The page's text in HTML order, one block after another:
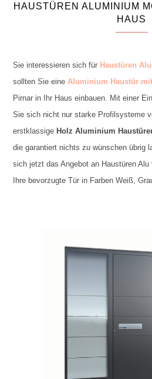
HAUSTÜREN ALUMINIUM
HAUS
Sie interessieren sich für Haustüren
sollten Sie eine Aluminium Haustür
Pirnar in Ihr Haus einbauen. Mit einer
Sie sich nicht nur starke Profilsysteme
erstklassige Holz Aluminium
die garantiert nichts zu wünschen übrig
sich jetzt das Angebot an Haustüren
Ihre bevorzugte Tür in Farben Weiß,